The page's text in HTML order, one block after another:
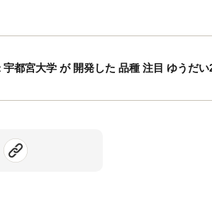
都宮大学 が 開発した 品種 注目 ゆうだ